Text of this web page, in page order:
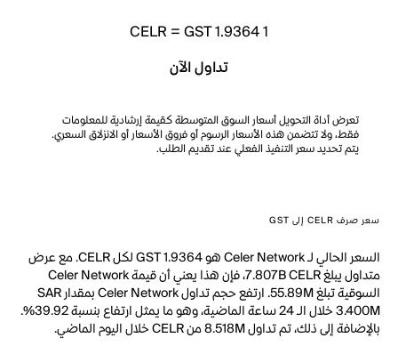
1
CELR =GST 1.9364
تداول الآن
تعرض أداة التحويل أسعار السوق المتوسطة كقيمة إرشادية للمعلومات
فقط، ولا تتضمن هذه الأسعار الرسوم أو فروق الأسعار أو الانزلاق السعري.
يتم تحديد سعر التنفيذ الفعلي عند تقديم الطلب.
سعر صرف CELR إلى GST
السعر الحالي لـ Celer Network هو GST 1.9364 لكل CELR. مع عرض
متداول يبلغ 7.807B CELR، فإن هذا يعني أن قيمة Celer Network
السوقية تبلغ 55.89M. ارتفع حجم تداول Celer Network بمقدار SAR
3.400M خلال الـ 24 ساعة الماضية، وهو ما يمثل ارتفاع بنسبة 39.92%.
بالإضافة إلى ذلك، تم تداول 8.518M من CELR خلال اليوم الماضي.